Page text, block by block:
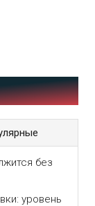
без
уровень